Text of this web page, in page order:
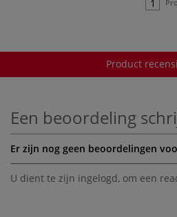
Product
Een beoordeling
Er zijn nog geen beoordelingen
U dient te zijn ingelogd, om een